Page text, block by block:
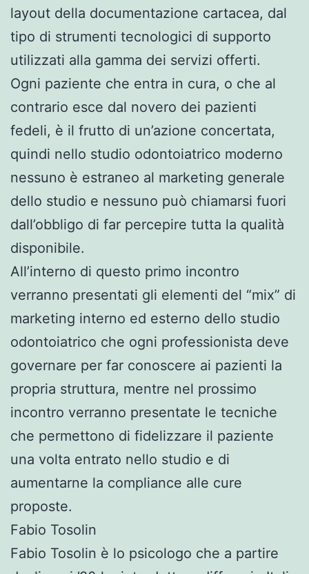
layout della documentazione cartacea, dal
tipo di strumenti tecnologici di supporto
utilizzati alla gamma dei servizi offerti.
Ogni paziente che entra in cura, o che al
contrario esce dal novero dei pazienti
fedeli, è il frutto di un’azione concertata,
quindi nello studio odontoiatrico moderno
nessuno è estraneo al marketing generale
dello studio e nessuno può chiamarsi fuori
dall’obbligo di far percepire tutta la qualità
disponibile.
All’interno di questo primo incontro
verranno presentati gli elementi del “mix” di
marketing interno ed esterno dello studio
odontoiatrico che ogni professionista deve
governare per far conoscere ai pazienti la
propria struttura, mentre nel prossimo
incontro verranno presentate le tecniche
che permettono di fidelizzare il paziente
una volta entrato nello studio e di
aumentarne la compliance alle cure
proposte.
Fabio Tosolin
Fabio Tosolin è lo psicologo che a partire